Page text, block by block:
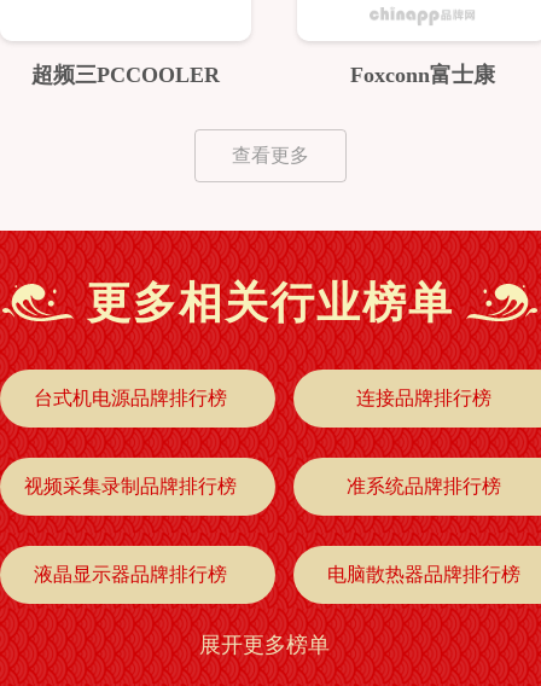
超频三PCCOOLER Foxconn富士康
查看更多
更多相关行业榜单
台式机电源品牌排行榜 连接品牌排行榜
视频采集录制品牌排行榜 准系统品牌排行榜
液晶显示器品牌排行榜 电脑散热器品牌排行榜
充电品牌排行榜 DVD光驱品牌排行榜
展开更多榜单